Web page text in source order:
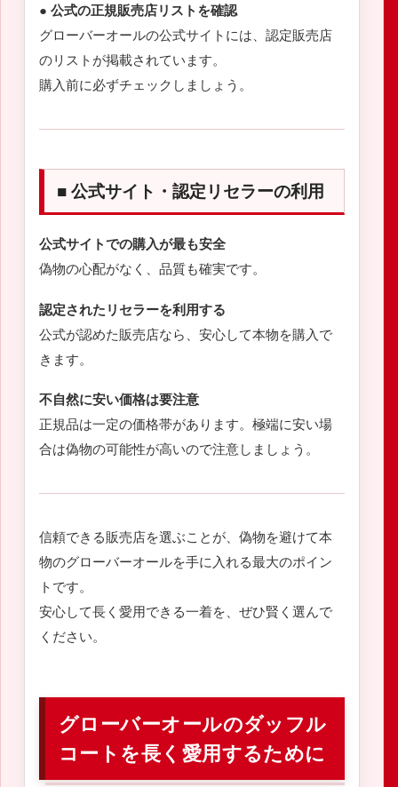
● 公式の正規販売店リストを確認
グローバーオールの公式サイトには、認定販売店
のリストが掲載されています。
購入前に必ずチェックしましょう。
■ 公式サイト・認定リセラーの利用
公式サイトでの購入が最も安全
偽物の心配がなく、品質も確実です。
認定されたリセラーを利用する
公式が認めた販売店なら、安心して本物を購入で
きます。
不自然に安い価格は要注意
正規品は一定の価格帯があります。極端に安い場
合は偽物の可能性が高いので注意しましょう。
信頼できる販売店を選ぶことが、偽物を避けて本
物のグローバーオールを手に入れる最大のポイン
トです。
安心して長く愛用できる一着を、ぜひ賢く選んで
ください。
グローバーオールのダッフル
コートを長く愛用するために